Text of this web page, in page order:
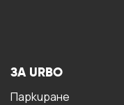
ЗА URBO
Паркиране